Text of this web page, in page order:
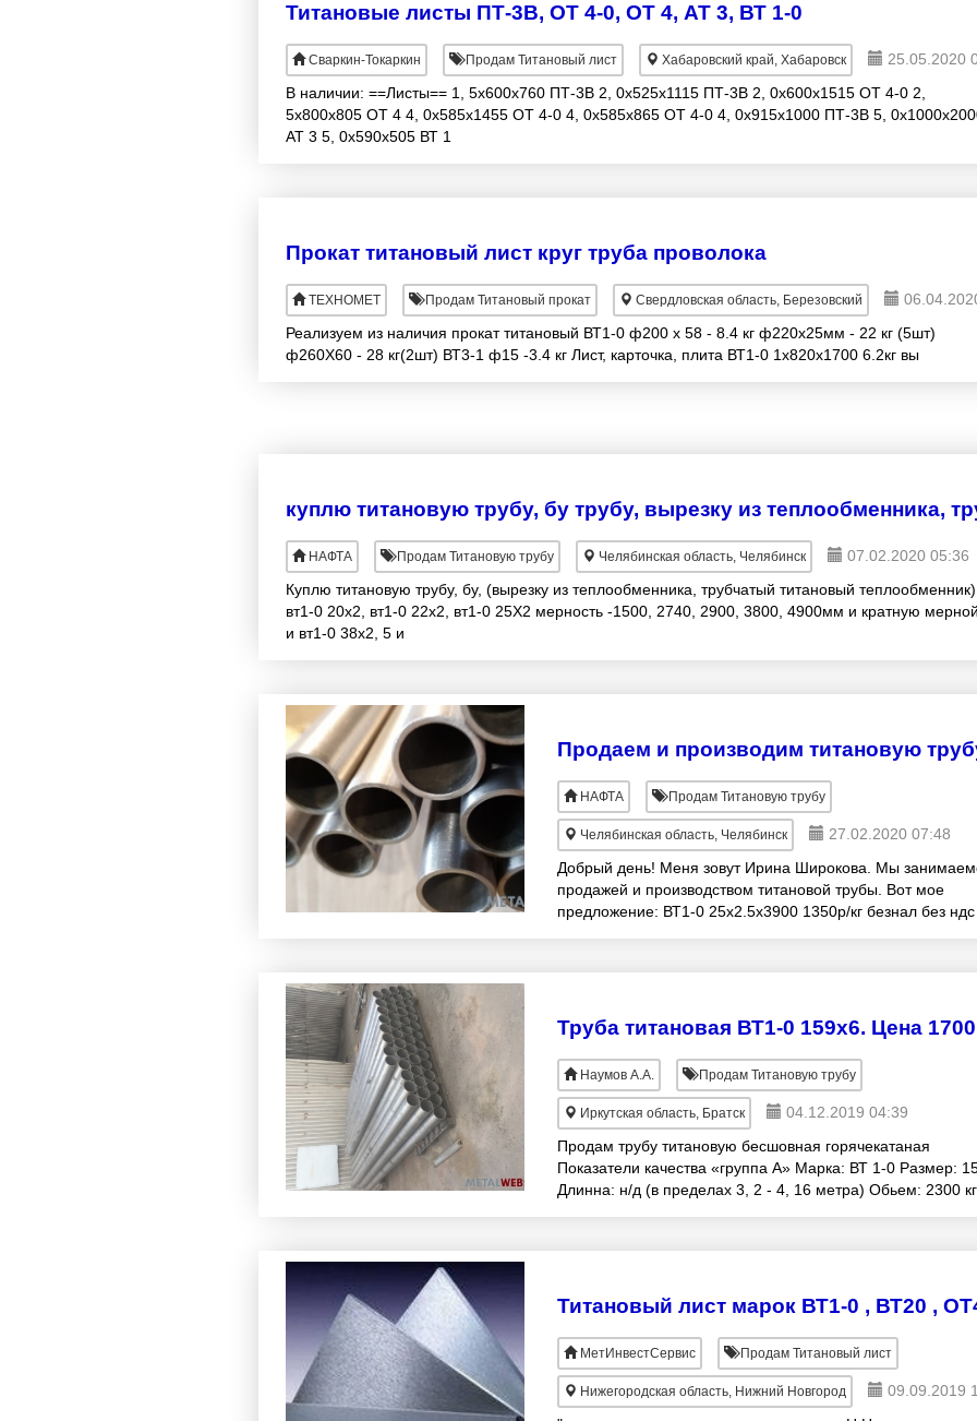
Титановые листы ПТ-3В, ОТ 4-0, ОТ 4, АТ 3, ВТ 1-0
Сваркин-Токаркин Продам Титановый лист Хабаровский край, Хабаровск
25.05.2020
В наличии: ==Листы== 1, 5х600х760 ПТ-3В 2, 0х525х1115 ПТ-3В 2, 0х600х1515 ОТ 4-0 2,
5х800х805 ОТ 4 4, 0х585х1455 ОТ 4-0 4, 0х585х865 ОТ 4-0 4, 0х915х1000 ПТ-3В 5,
АТ 3 5, 0х590х505 ВТ 1
Прокат титановый лист круг труба проволока
ТЕХНОМЕТ Продам Титановый прокат Свердловская область, Березовский
Реализуем из наличия прокат титановый ВТ1-0 ф200 х 58 - 8.4 кг ф220х25мм - 22 кг (5шт)
ф260Х60 - 28 кг(2шт) ВТ3-1 ф15 -3.4 кг Лист, карточка, плита ВТ1-0 1х820х1700 6.2кг вы
НАФТА Продам Титановую трубу Челябинская область, Челябинск
07.02.2020 05:36
Куплю титановую трубу, бу, (вырезку из теплообменника, трубчатый титановый теплообменник)
вт1-0 20х2, вт1-0 22х2, вт1-0 25Х2 мерность -1500, 2740, 2900, 3800, 4900мм и кратную мерной
и вт1-0 38х2, 5 и
Продаем и производим титановую
НАФТА Продам Титановую трубу
Челябинская область, Челябинск
27.02.2020 07:48
Добрый день! Меня зовут Ирина Широкова. Мы
продажей и производством титановой трубы. Вот мое
предложение: ВТ1-0 25х2.5х3900 1350р/кг безнал без
Труба титановая ВТ1-0 159х6. Цена 1700
Наумов А.А. Продам Титановую трубу
Иркутская область, Братск
04.12.2019 04:39
Продам трубу титановую бесшовная горячекатаная
Показатели качества «группа А» Марка: ВТ 1-0 Размер:
Длинна: н/д (в пределах 3, 2 - 4, 16 метра) Обьем: 2300 кг
МетИнвестСервис Продам Титановый лист
Нижегородская область, Нижний Новгород
09.09.2019